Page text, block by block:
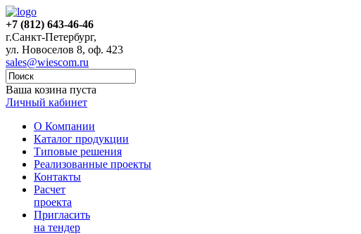
+7 (812) 643-46-46
г.Санкт-Петербург,
ул. Новоселов 8, оф. 423
sales@wiescom.ru
Ваша козина пуста
Личный кабинет
О Компании
Каталог продукции
Типовые решения
Реализованные проекты
Контакты
Расчет
проекта
Пригласить
на тендер